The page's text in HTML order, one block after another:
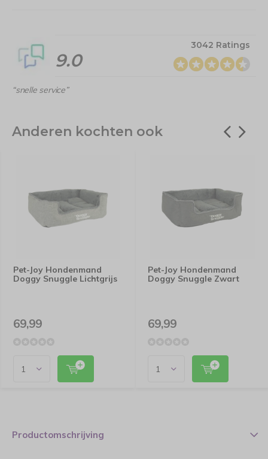
9.0
3042 Ratings
“snelle service”
Anderen kochten ook
Pet-Joy Hondenmand
Doggy Snuggle Lichtgrijs
69,99
Pet-Joy Hondenmand
Doggy Snuggle Zwart
69,99
Productomschrijving